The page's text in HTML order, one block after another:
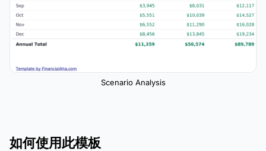
Scenario Analysis
如何使用此模板